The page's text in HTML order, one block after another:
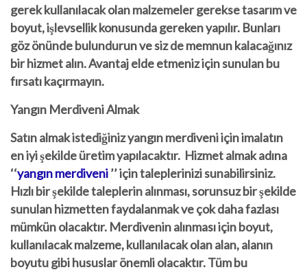
gerek kullanılacak olan malzemeler gerekse tasarım ve
boyut, işlevsellik konusunda gereken yapılır. Bunları
göz önünde bulundurun ve siz de memnun kalacağınız
bir hizmet alın. Avantaj elde etmeniz için sunulan bu
fırsatı kaçırmayın.
Yangın Merdiveni Almak
Satın almak istediğiniz yangın merdiveni için imalatın
en iyi şekilde üretim yapılacaktır. Hizmet almak adına
‘‘yangın merdiveni’’için taleplerinizi sunabilirsiniz.
Hızlı bir şekilde taleplerin alınması, sorunsuz bir şekilde
sunulan hizmetten faydalanmak ve çok daha fazlası
mümkün olacaktır. Merdivenin alınması için boyut,
kullanılacak malzeme, kullanılacak olan alan, alanın
boyutu gibi hususlar önemli olacaktır. Tüm bu